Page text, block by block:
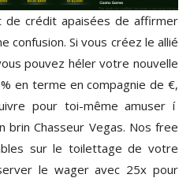
de crédit apaisées de affirmer
confusion. Si vous créez le allié
pouvez héler votre nouvelle
en terme en compagnie de €,
pour toi-même amuser í
brin Chasseur Vegas. Nos free
sur le toilettage de votre
le wager avec 25x pour